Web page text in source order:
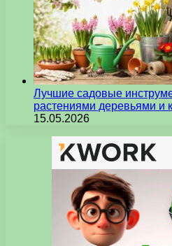
Лучшие садовые
растениями деревьями и
15.05.2026